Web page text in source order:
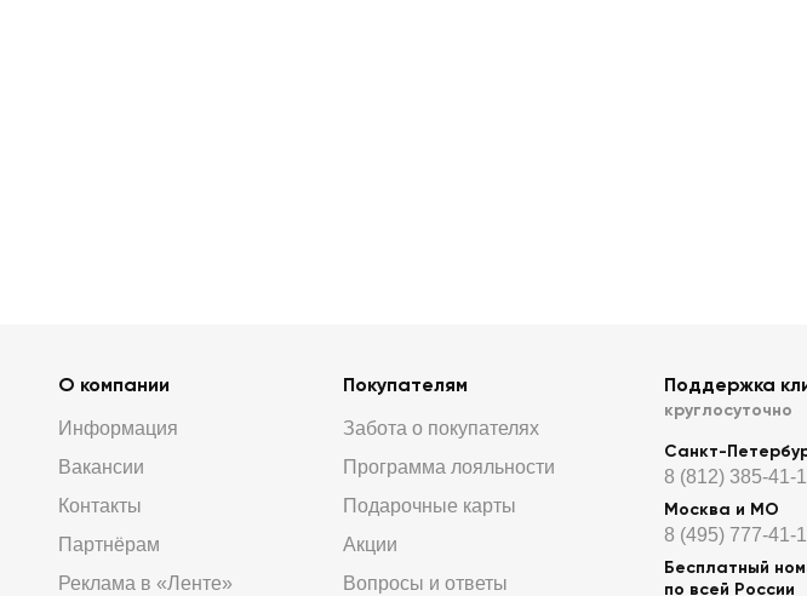
О компании
Информация
Вакансии
Контакты
Партнёрам
Реклама в «Ленте»
Покупателям
Забота о покупателях
Программа лояльности
Подарочные карты
Акции
Вопросы и ответы
Поддержка
круглосуточно
Санкт-
8 (812) 385-41-
Москва и МО
8 (495) 777-41-
Бесплатный
по всей России